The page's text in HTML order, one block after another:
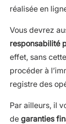
réalisée en
Vous devrez
responsabilité
effet, sans
procéder à
registre des
Par ailleurs, il
de garanties